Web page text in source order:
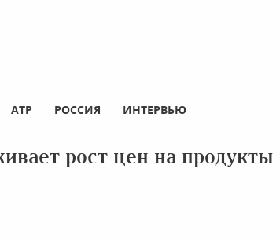
АТР РОССИЯ ИНТЕРВЬЮ
рост цен на продукты